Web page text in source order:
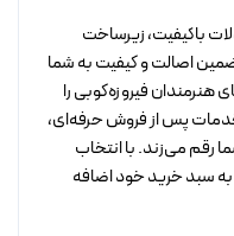
باکیفیت، زیرساخت
شده آویسا2 را با تضمین اصالت و کیفیت به شما
فیروزه‌کوبی را
خدمات پس از فروش حرفه‌ای،
رقم می‌زند. با انتخاب
به سبد خرید خود اضافه